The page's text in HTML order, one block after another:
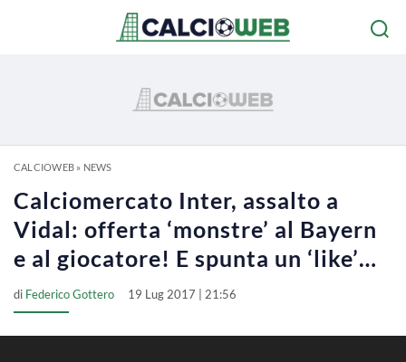
CALCIOWEB» NEWS
Calciomercato Inter, assalto a
Vidal: offerta ‘monstre’ al Bayern
e al giocatore! E spunta un ‘like’…
di Federico Gottero 19 Lug 2017 | 21:56